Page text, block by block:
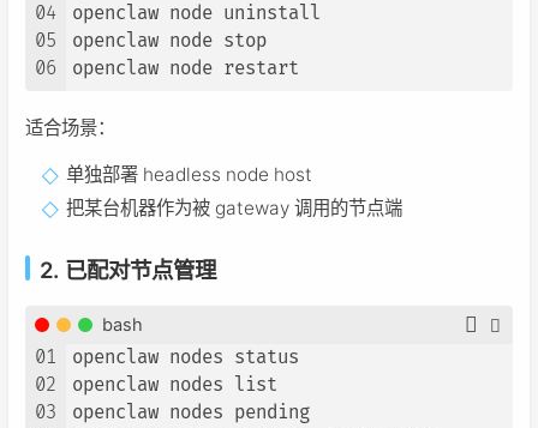
04
05
06
openclaw node uninstall
openclaw node stop
适合场景：
单独部署 headless node host
把某台机器作为被 gateway 调用的节点端
2. 已配对节点管理
bash
01
02
03
openclaw nodes status
openclaw nodes list
openclaw nodes pending